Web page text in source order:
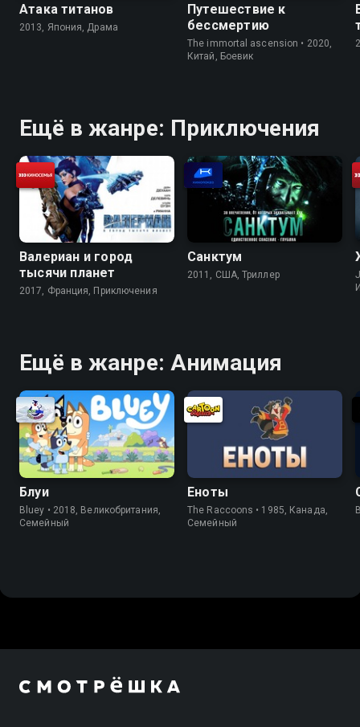
Атака титанов
2013, Япония, Драма
Путешествие к
бессмертию
The immortal ascension • 2020,
Китай, Боевик
Ещё в жанре: Приключения
Валериан и город
тысячи планет
2017, Франция, Приключения
Санктум
2011, США, Триллер
Ещё в жанре: Анимация
Блуи
Bluey • 2018, Великобритания,
Cемейный
Еноты
The Raccoons • 1985, Канада,
Cемейный